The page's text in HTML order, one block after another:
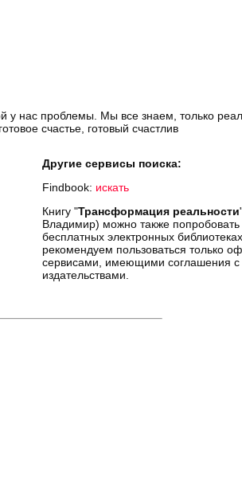
у нас проблемы. Мы все знаем, только
счастье, готовый счастлив
Другие сервисы поиска:
Findbook: искать
Книгу "Трансформация реальности
Владимир) можно также попробовать
бесплатных электронных
рекомендуем пользоваться только
сервисами, имеющими соглашения с
издательствами.